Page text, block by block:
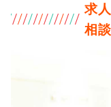
求
相